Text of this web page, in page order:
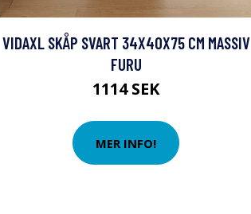
VIDAXL SKÅP SVART 34X40X75 CM MASSIV
FURU
1114 SEK
MER INFO!